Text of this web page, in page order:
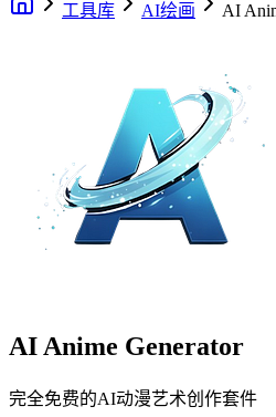
工具库 AI绘画 AI
AI Anime Generator
完全免费的AI动漫艺术创作套件